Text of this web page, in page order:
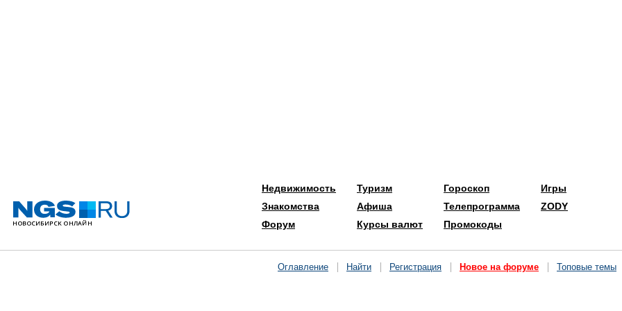
Недвижимость
Знакомства
Форум
Туризм
Афиша
Курсы валют
Гороскоп
Телепрограмма
Промокоды
Игры
ZODY
Оглавление Найти Регистрация Новое на форуме Топовые темы